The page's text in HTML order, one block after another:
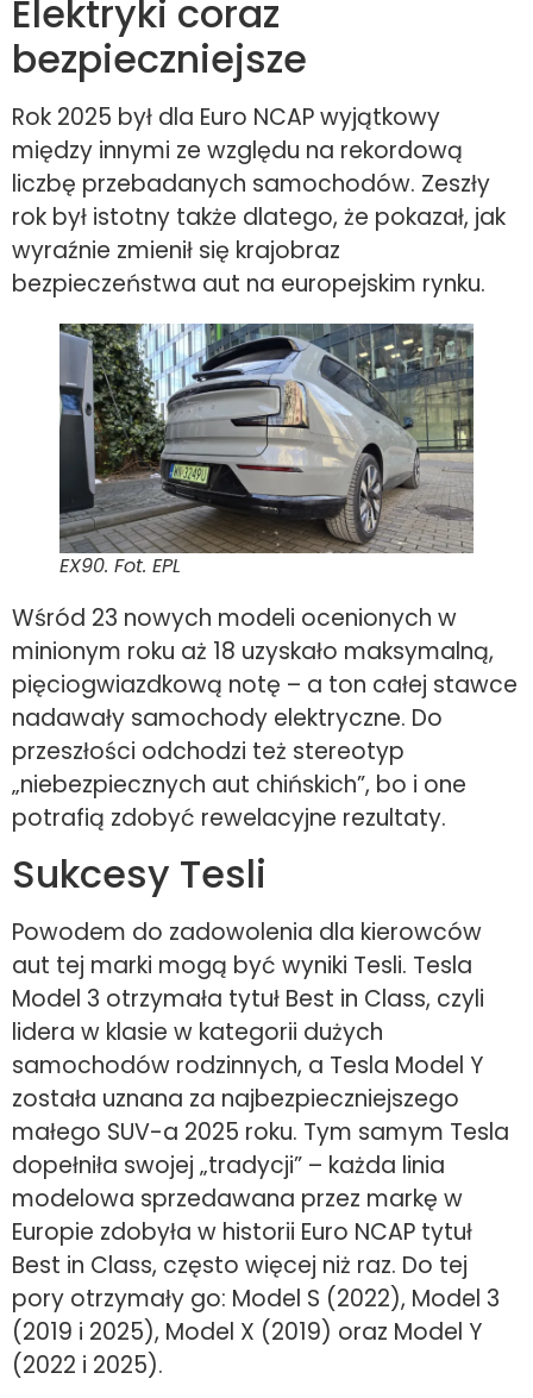
Elektryki coraz
bezpieczniejsze
Rok 2025 był dla Euro NCAP wyjątkowy
między innymi ze względu na rekordową
liczbę przebadanych samochodów. Zeszły
rok był istotny także dlatego, że pokazał, jak
wyraźnie zmienił się krajobraz
bezpieczeństwa aut na europejskim rynku.
EX90. Fot. EPL
Wśród 23 nowych modeli ocenionych w
minionym roku aż 18 uzyskało maksymalną,
pięciogwiazdkową notę – a ton całej stawce
nadawały samochody elektryczne. Do
przeszłości odchodzi też stereotyp
„niebezpiecznych aut chińskich”, bo i one
potrafią zdobyć rewelacyjne rezultaty.
Sukcesy Tesli
Powodem do zadowolenia dla kierowców
aut tej marki mogą być wyniki Tesli. Tesla
Model 3 otrzymała tytuł Best in Class, czyli
lidera w klasie w kategorii dużych
samochodów rodzinnych, a Tesla Model Y
została uznana za najbezpieczniejszego
małego SUV-a 2025 roku. Tym samym Tesla
dopełniła swojej „tradycji” – każda linia
modelowa sprzedawana przez markę w
Europie zdobyła w historii Euro NCAP tytuł
Best in Class, często więcej niż raz. Do tej
pory otrzymały go: Model S (2022), Model 3
(2019 i 2025), Model X (2019) oraz Model Y
(2022 i 2025).